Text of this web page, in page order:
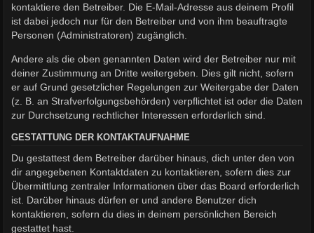
kontaktiere den Betreiber. Die E-Mail-Adresse aus deinem Profil
ist dabei jedoch nur für den Betreiber und von ihm beauftragte
Personen (Administratoren) zugänglich.
Andere als die oben genannten Daten wird der Betreiber nur mit
deiner Zustimmung an Dritte weitergeben. Dies gilt nicht, sofern
er auf Grund gesetzlicher Regelungen zur Weitergabe der Daten
(z. B. an Strafverfolgungsbehörden) verpflichtet ist oder die Daten
zur Durchsetzung rechtlicher Interessen erforderlich sind.
GESTATTUNG DER KONTAKTAUFNAHME
Du gestattest dem Betreiber darüber hinaus, dich unter den von
dir angegebenen Kontaktdaten zu kontaktieren, sofern dies zur
Übermittlung zentraler Informationen über das Board erforderlich
ist. Darüber hinaus dürfen er und andere Benutzer dich
kontaktieren, sofern du dies in deinem persönlichen Bereich
gestattet hast.